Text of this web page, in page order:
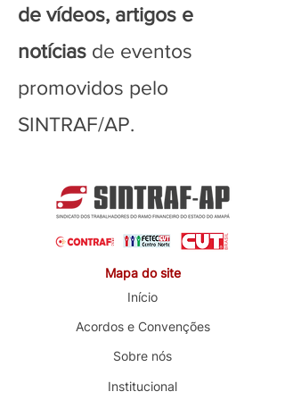
de vídeos, artigos e
notícias de eventos
promovidos pelo
SINTRAF/AP.
Mapa do site
Início
Acordos e Convenções
Sobre nós
Institucional